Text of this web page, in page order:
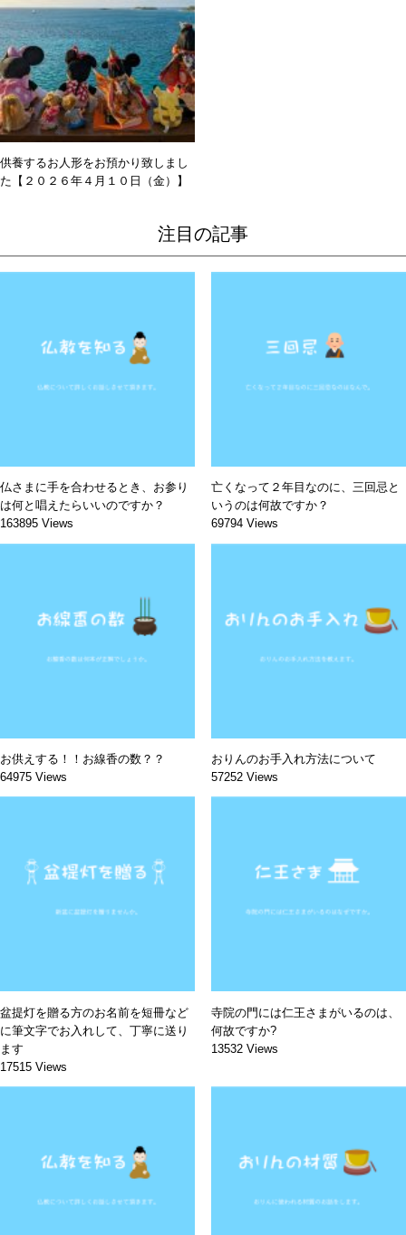
供養するお人形をお預かり致しまし
た【２０２６年４月１０日（金）】
注目の記事
仏さまに手を合わせるとき、お参り
は何と唱えたらいいのですか？
163895 Views
亡くなって２年目なのに、三回忌と
いうのは何故ですか？
69794 Views
お供えする！！お線香の数？？
64975 Views
おりんのお手入れ方法について
57252 Views
盆提灯を贈る方のお名前を短冊など
に筆文字でお入れして、丁寧に送り
ます
17515 Views
寺院の門には仁王さまがいるのは、
何故ですか?
13532 Views